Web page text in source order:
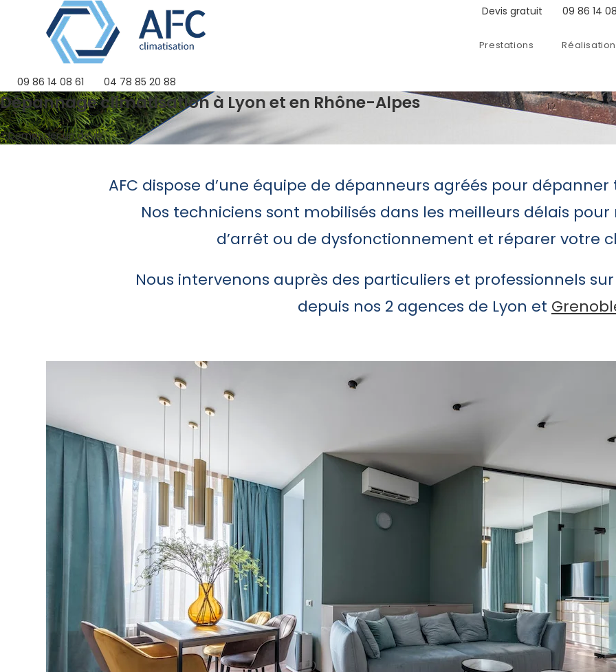
Devis gratuit 09 86 14
Prestations
09 86 14 08 61 04 78 85 20 88
Dépannage climatisation à Lyon et en Rhône-Alpes
> Demander un devis
AFC dispose d’une équipe de dépanneurs agréés pour
Nos techniciens sont mobilisés dans les meilleurs délais
d’arrêt ou de dysfonctionnement et réparer votre
Nous intervenons auprès des particuliers et professionnels
depuis nos 2 agences de Lyon et